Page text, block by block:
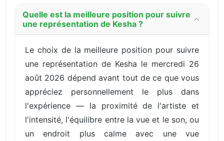
Quelle est la meilleure position pour suivre
une représentation de Kesha ?
Le choix de la meilleure position pour suivre
une représentation de Kesha le mercredi 26
août 2026 dépend avant tout de ce que vous
appréciez personnellement le plus dans
l'expérience — la proximité de l'artiste et
l'intensité, l'équilibre entre la vue et le son, ou
un endroit plus calme avec une vue